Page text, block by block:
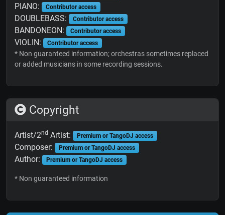
PIANO: Contributor access
DOUBLEBASS: Contributor access
BANDONEON: Contributor access
VIOLIN: Contributor access
* Non guaranteed information; orchestras sometimes replaced
or added musicians in some recording sessions.
Copyright
Artist/2nd Artist: Premium or TangoDJ access
Composer: Premium or TangoDJ access
Author: Premium or TangoDJ access
* Non guaranteed information